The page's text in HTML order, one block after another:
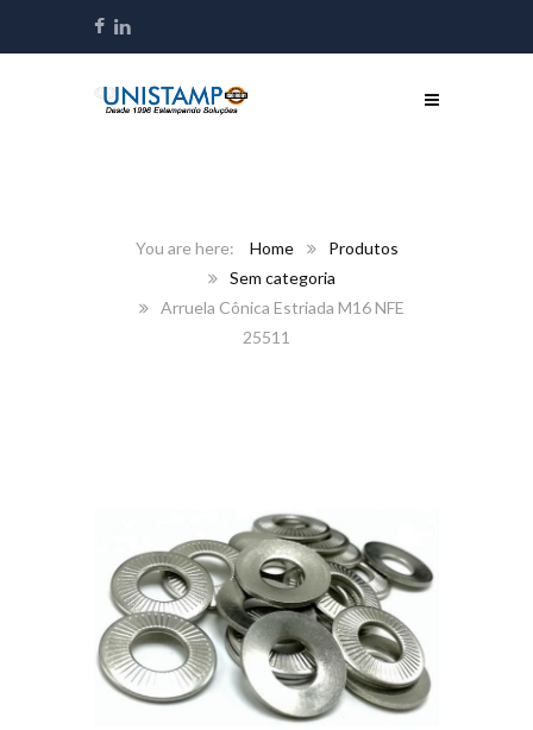
Home
Produtos
Sem categoria
Arruela Cônica Estriada M16 NFE
25511